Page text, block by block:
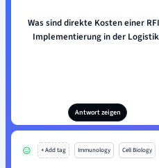
Was sind direkte Kosten einer
Implementierung in der
Antwort zeigen
+ Add tag Immunology Cell Biology